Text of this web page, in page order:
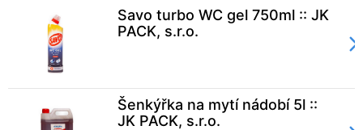
Savo turbo WC gel 750ml :: JK
PACK, s.r.o.
Šenkýřka na mytí nádobí 5l ::
JK PACK, s.r.o.